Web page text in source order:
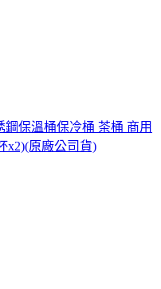
鋼保溫桶保冷桶 茶桶 商用
x2)(原廠公司貨)